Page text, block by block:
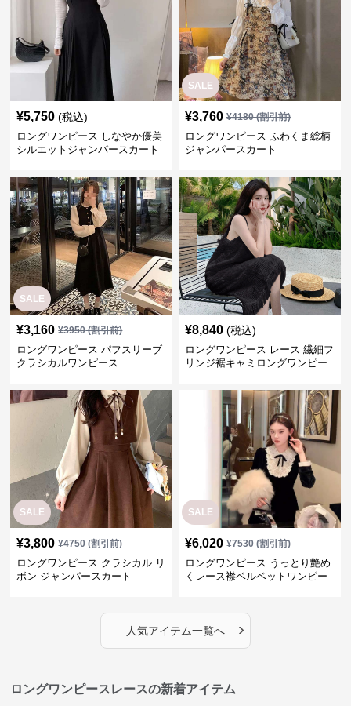
¥5,750 (税込)
ロングワンピース しなやか優美
シルエットジャンパースカート
SALE
¥3,760 ¥4180(割引前)
ロングワンピース ふわくま総柄
ジャンパースカート
SALE
¥3,160 ¥3950(割引前)
ロングワンピース パフスリーブ
クラシカルワンピース
¥8,840 (税込)
ロングワンピース レース 繊細フ
リンジ裾キャミロングワンピー
SALE
¥3,800 ¥4750(割引前)
ロングワンピース クラシカル リ
ボン ジャンパースカート
SALE
¥6,020 ¥7530(割引前)
ロングワンピース うっとり艶め
くレース襟ベルベットワンピー
人気アイテム一覧へ ›
ロングワンピースレースの新着アイテム